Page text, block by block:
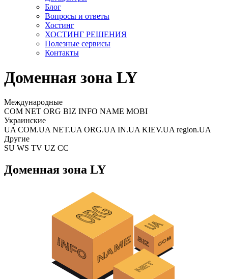
Блог
Вопросы и ответы
Хостинг
ХОСТИНГ РЕШЕНИЯ
Полезные сервисы
Контакты
Доменная зона LY
Международные
COM NET ORG BIZ INFO NAME MOBI
Украинские
UA COM.UA NET.UA ORG.UA IN.UA KIEV.UA region.UA
Другие
SU WS TV UZ CC
Доменная зона LY